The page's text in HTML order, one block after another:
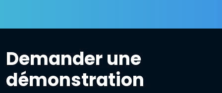
Demander une
démonstration